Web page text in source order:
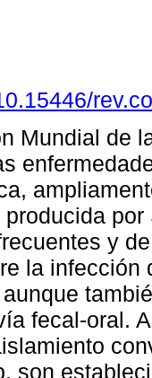
Mundial de
y
la
fecal-oral.
son